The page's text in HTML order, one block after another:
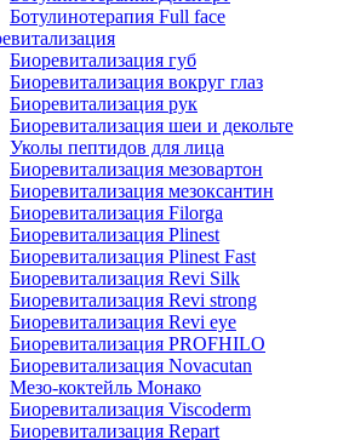
Ботулинотерапия Full face
Биоревитализация губ
Биоревитализация вокруг глаз
Биоревитализация рук
Биоревитализация шеи и декольте
Уколы пептидов для лица
Биоревитализация мезовартон
Биоревитализация мезоксантин
Биоревитализация Filorga
Биоревитализация Plinest
Биоревитализация Plinest Fast
Биоревитализация Revi Silk
Биоревитализация Revi strong
Биоревитализация Revi eye
Биоревитализация PROFHILO
Биоревитализация Novacutan
Мезо-коктейль Монако
Биоревитализация Viscoderm
Биоревитализация Repart